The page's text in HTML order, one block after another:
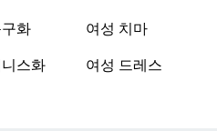
화
스화
여성 치마
여성 드레스